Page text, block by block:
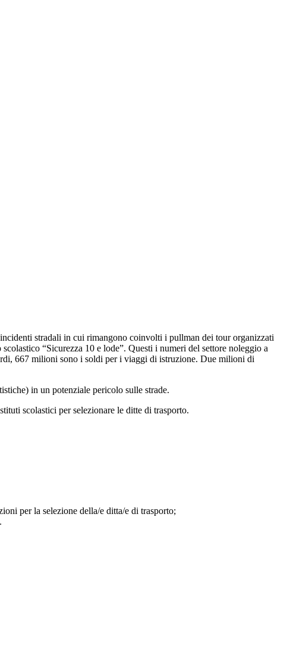
stradali in cui rimangono coinvolti i pullman dei tour organizzati
“Sicurezza 10 e lode”. Questi i numeri del settore noleggio a
667 milioni sono i soldi per i viaggi di istruzione. Due milioni di
in un potenziale pericolo sulle strade.
scolastici per selezionare le ditte di trasporto.
per la selezione della/e ditta/e di trasporto;